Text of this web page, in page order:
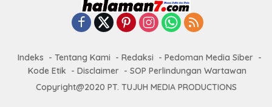
Indeks Tentang Kami Redaksi
Pedoman Media Siber
Kode Etik
Disclaimer
SOP Perlindungan Wartawan
Copyright@2020 PT. TUJUH MEDIA PRODUCTIONS